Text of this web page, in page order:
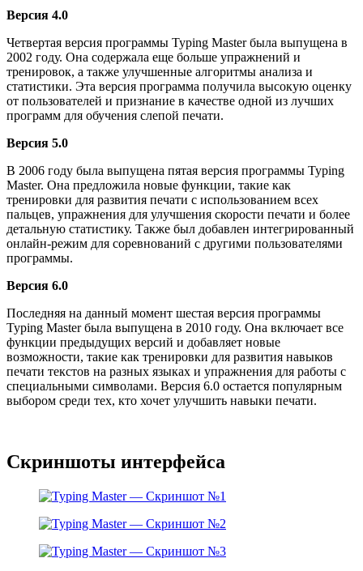
Версия 4.0
Четвертая версия программы Typing Master была выпущена в
2002 году. Она содержала еще больше упражнений и
тренировок, а также улучшенные алгоритмы анализа и
статистики. Эта версия программа получила высокую оценку
от пользователей и признание в качестве одной из лучших
программ для обучения слепой печати.
Версия 5.0
В 2006 году была выпущена пятая версия программы Typing
Master. Она предложила новые функции, такие как
тренировки для развития печати с использованием всех
пальцев, упражнения для улучшения скорости печати и более
детальную статистику. Также был добавлен интегрированный
онлайн-режим для соревнований с другими пользователями
программы.
Версия 6.0
Последняя на данный момент шестая версия программы
Typing Master была выпущена в 2010 году. Она включает все
функции предыдущих версий и добавляет новые
возможности, такие как тренировки для развития навыков
печати текстов на разных языках и упражнения для работы с
специальными символами. Версия 6.0 остается популярным
выбором среди тех, кто хочет улучшить навыки печати.
Скриншоты интерфейса